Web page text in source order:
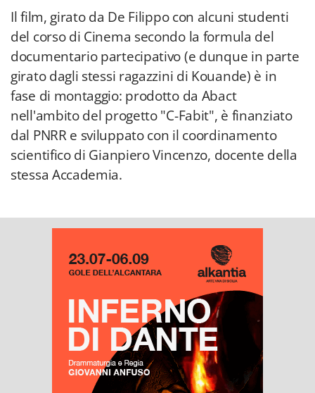
Il film, girato da De Filippo con alcuni studenti
del corso di Cinema secondo la formula del
documentario partecipativo (e dunque in parte
girato dagli stessi ragazzini di Kouande) è in
fase di montaggio: prodotto da Abact
nell'ambito del progetto "C-Fabit", è finanziato
dal PNRR e sviluppato con il coordinamento
scientifico di Gianpiero Vincenzo, docente della
stessa Accademia.